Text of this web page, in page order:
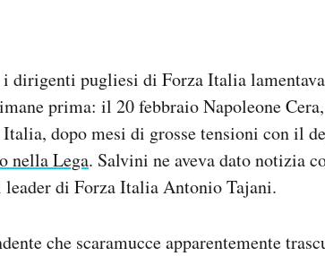
dirigenti pugliesi di Forza Italia
prima: il 20 febbraio Napoleone
dopo mesi di grosse tensioni con il
nella Lega. Salvini ne aveva dato notizia
di Forza Italia Antonio Tajani.
che scaramucce apparentemente